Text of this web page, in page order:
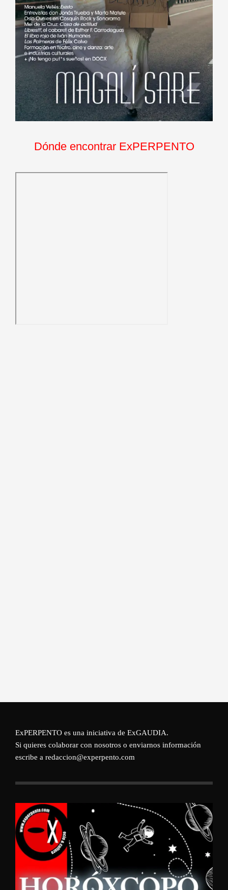
Dónde encontrar ExPERPENTO
ExPERPENTO es una iniciativa de ExGAUDIA.
Si quieres colaborar con nosotros o enviarnos información
escribe a redaccion@experpento.com